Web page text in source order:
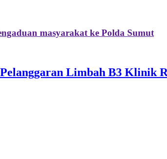
masyarakat ke Polda Sumut
Limbah B3 Klinik